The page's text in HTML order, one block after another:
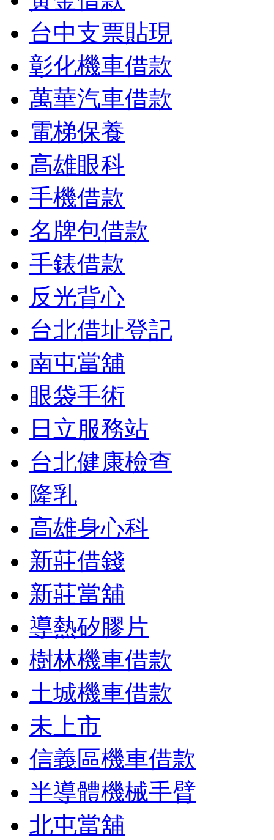
台中支票貼現
彰化機車借款
萬華汽車借款
電梯保養
高雄眼科
手機借款
名牌包借款
手錶借款
反光背心
台北借址登記
南屯當舖
眼袋手術
日立服務站
台北健康檢查
隆乳
高雄身心科
新莊借錢
新莊當舖
導熱矽膠片
樹林機車借款
土城機車借款
未上市
信義區機車借款
半導體機械手臂
北屯當舖